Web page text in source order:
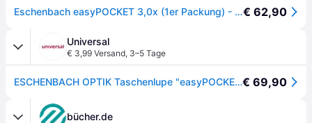
Eschenbach easyPOCKET 3,0x (1er Packung) - Silber€ 62,90
Universal
€ 3,99 Versand, 3–5 Tage
ESCHENBACH OPTIK Taschenlupe "easyPOCKET, ideal für Senioren", silber, Lupen, Einschlaglupe mit echter 3x-Vergrößerung, Alltagslupe, stromsparend, Taschenlupe€ 69,90
bücher.de